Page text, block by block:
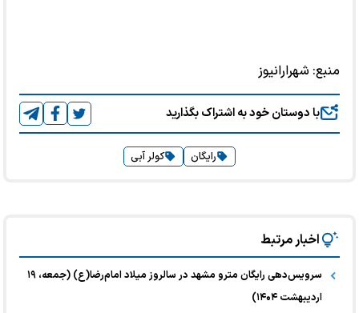
منبع: شهرارانیوز
با دوستان خود به اشتراک بگذارید
رایگان کولر آبی
اخبار مرتبط
سرویس‌دهی رایگان مترو مشهد در سالروز میلاد امام‌رضا(ع) (جمعه، ۱۹
اردیبهشت ۱۴۰۴)